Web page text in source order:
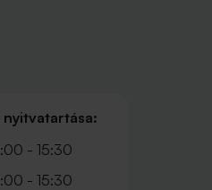
- 15:30
- 15:30